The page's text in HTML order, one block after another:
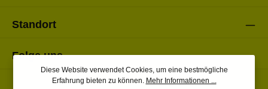
Standort
Folge uns
Diese Website verwendet Cookies, um eine bestmögliche
Erfahrung bieten zu können. Mehr Informationen ...